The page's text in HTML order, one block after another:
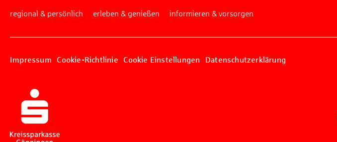
regional & persönlich erleben & genießen informieren & vorsorgen
Impressum Cookie-Richtlinie Cookie Einstellungen Datenschutzerklärung